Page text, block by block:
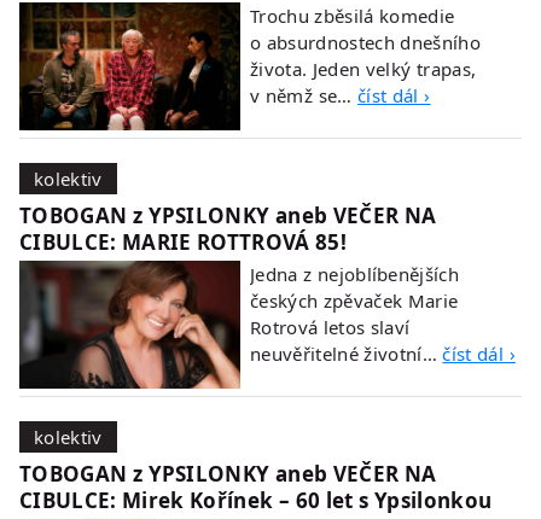
Trochu zběsilá komedie
o absurdnostech dnešního
života. Jeden velký trapas,
v němž se…číst dál ›
kolektiv
TOBOGAN z YPSILONKY aneb VEČER NA
CIBULCE: MARIE ROTTROVÁ 85!
Jedna z nejoblíbenějších
českých zpěvaček Marie
Rotrová letos slaví
neuvěřitelné životní…číst dál ›
kolektiv
TOBOGAN z YPSILONKY aneb VEČER NA
CIBULCE: Mirek Kořínek – 60 let s Ypsilonkou